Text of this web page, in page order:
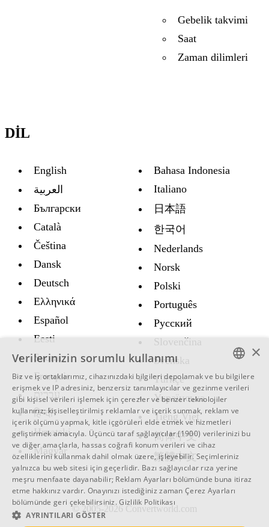
Gebelik takvimi
Saat
Zaman dilimleri
DIL
English
العربية
Български
Català
Čeština
Dansk
Deutsch
Ελληνικά
Español
Eesti
Suomi
Français
עברית
हिन्दी
Hrvatski
Magyar
Bahasa Indonesia
Italiano
日本語
한국어
Nederlands
Norsk
Polski
Português
Русский
Slovenčina
Svenska
Türkçe
Украïнська
Tiếng Việt
简体中文
繁體中文
© 2005-2026 Convertworld.com
SWEDISH
SPANISH
CATALAN
ARABIC
BULGARIAN
×
Verilerinizin sorumlu kullanımı
Biz ve iş ortaklarımız, cihazınızdaki bilgileri depolamak ve bu bilgilere
erişmek ve IP adresiniz, benzersiz tanımlayıcılar ve gezinme verileri
gibi kişisel verileri işlemek için çerezler ve benzer teknolojiler
kullanırız; kişiselleştirilmiş reklamlar ve içerik sunmak, reklam ve
içerik ölçümü yapmak, kitle içgörüleri elde etmek ve hizmetleri
geliştirmek amacıyla. Üçüncü taraf sağlayıcılar (1900) verilerinizi bu
ve diğer amaçlarla, hassas coğrafi konum verileri ve cihaz
özelliklerini kullanmak dahil olmak üzere, işleyebilir. Seçimleriniz
yalnızca bu web sitesi için geçerlidir. Bazı sağlayıcılar rıza yerine
meşru menfaate dayanabilir; Reklam Ayarları bölümünde buna itiraz
etme hakkınız vardır. Onayınızı istediğiniz zamanÇerez Ayarları
bölümünde geri çekebilirsiniz. Gizlilik Politikası
AYRINTILARI GÖSTER